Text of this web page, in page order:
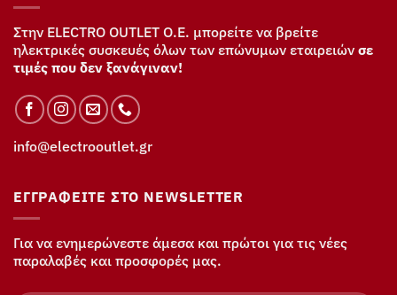
Στην ELECTRO OUTLET Ο.Ε. μπορείτε να βρείτε
ηλεκτρικές συσκευές όλων των επώνυμων εταιρειών σε
τιμές που δεν ξανάγιναν!
info@electrooutlet.gr
ΕΓΓΡΑΦΕΊΤΕ ΣΤΟ NEWSLETTER
Για να ενημερώνεστε άμεσα και πρώτοι για τις νέες
παραλαβές και προσφορές μας.